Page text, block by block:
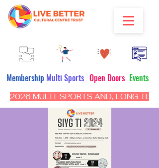
Multi Sports Open Doors Events
Membership
2026 MULTI-SPORTS AND, LONG